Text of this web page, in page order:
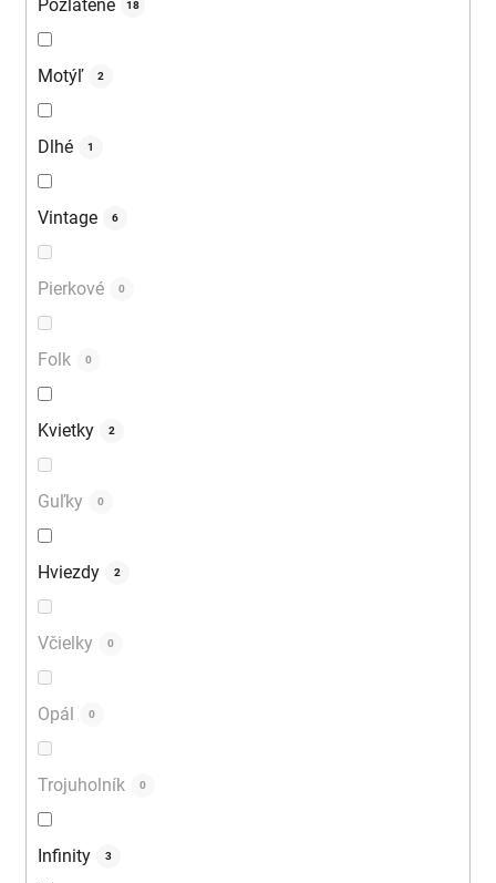
Pozlátené 18
Motýľ 2
Dlhé 1
Vintage 6
Pierkové 0
Folk 0
Kvietky 2
Guľky 0
Hviezdy 2
Včielky 0
Opál 0
Trojuholník 0
Infinity 3